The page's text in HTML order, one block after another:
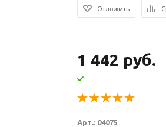
Отложить
1 442 руб.
Арт.: 04075